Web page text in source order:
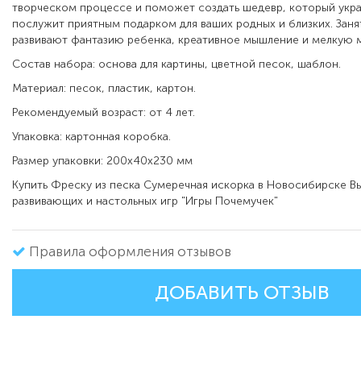
творческом процессе и поможет создать шедевр, который
послужит приятным подарком для ваших родных и близких.
развивают фантазию ребенка, креативное мышление и мелкую
Состав набора: основа для картины, цветной песок, шаблон.
Материал: песок, пластик, картон.
Рекомендуемый возраст: от 4 лет.
Упаковка: картонная коробка.
Размер упаковки: 200х40х230 мм
Купить Фреску из песка Сумеречная искорка в Новосибирске
развивающих и настольных игр "Игры Почемучек"
Правила оформления отзывов
ДОБАВИТЬ ОТЗЫВ